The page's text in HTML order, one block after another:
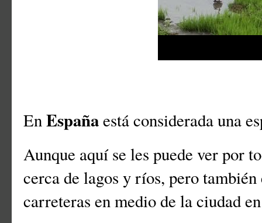
EnEspañaestá considerada una
Aunque aquí se les puede ver por
cerca de lagos y ríos, pero
carreteras en medio de la ciudad